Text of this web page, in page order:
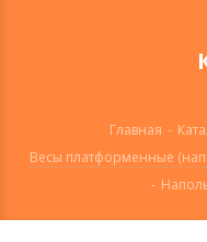
Главная -
Весы платформенные
-